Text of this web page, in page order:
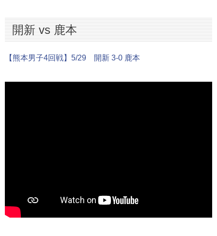
開新 vs 鹿本
【熊本男子4回戦】5/29 開新 3-0 鹿本